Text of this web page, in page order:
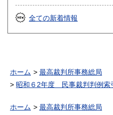
全ての新着情報
ホーム
最高裁判所事務総局
昭和６2年度 民事裁判判例
ホーム
最高裁判所事務総局